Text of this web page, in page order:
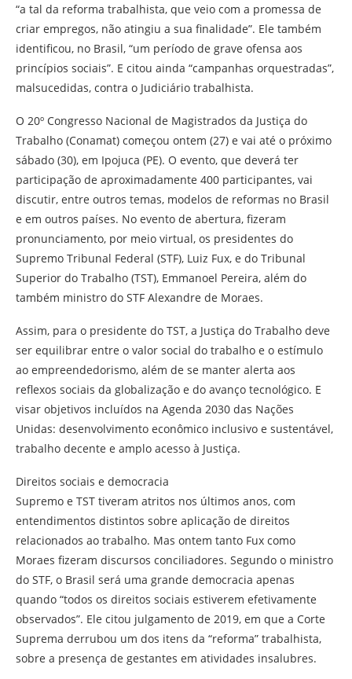
“a tal da reforma trabalhista, que veio com a promessa de
criar empregos, não atingiu a sua finalidade”. Ele também
identificou, no Brasil, “um período de grave ofensa aos
princípios sociais”. E citou ainda “campanhas orquestradas”,
malsucedidas, contra o Judiciário trabalhista.
O 20º Congresso Nacional de Magistrados da Justiça do
Trabalho (Conamat) começou ontem (27) e vai até o próximo
sábado (30), em Ipojuca (PE). O evento, que deverá ter
participação de aproximadamente 400 participantes, vai
discutir, entre outros temas, modelos de reformas no Brasil
e em outros países. No evento de abertura, fizeram
pronunciamento, por meio virtual, os presidentes do
Supremo Tribunal Federal (STF), Luiz Fux, e do Tribunal
Superior do Trabalho (TST), Emmanoel Pereira, além do
também ministro do STF Alexandre de Moraes.
Assim, para o presidente do TST, a Justiça do Trabalho deve
ser equilibrar entre o valor social do trabalho e o estímulo
ao empreendedorismo, além de se manter alerta aos
reflexos sociais da globalização e do avanço tecnológico. E
visar objetivos incluídos na Agenda 2030 das Nações
Unidas: desenvolvimento econômico inclusivo e sustentável,
trabalho decente e amplo acesso à Justiça.
Direitos sociais e democracia
Supremo e TST tiveram atritos nos últimos anos, com
entendimentos distintos sobre aplicação de direitos
relacionados ao trabalho. Mas ontem tanto Fux como
Moraes fizeram discursos conciliadores. Segundo o ministro
do STF, o Brasil será uma grande democracia apenas
quando “todos os direitos sociais estiverem efetivamente
observados”. Ele citou julgamento de 2019, em que a Corte
Suprema derrubou um dos itens da “reforma” trabalhista,
sobre a presença de gestantes em atividades insalubres.